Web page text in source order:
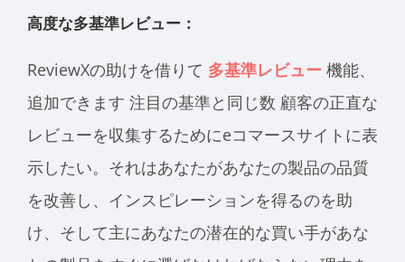
高度な多基準レビュー：
ReviewXの助けを借りて 多基準レビュー 機能、
追加できます 注目の基準と同じ数 顧客の正直な
レビューを収集するためにeコマースサイトに表
示したい。それはあなたがあなたの製品の品質
を改善し、インスピレーションを得るのを助
け、そして主にあなたの潜在的な買い手があな